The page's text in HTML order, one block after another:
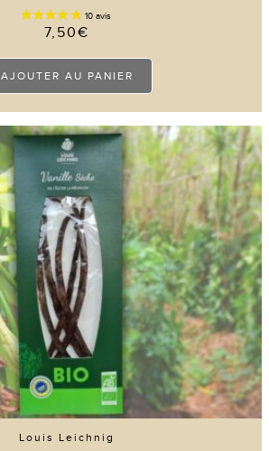
7,50€
AJOUTER AU PANIER
Louis Leichnig